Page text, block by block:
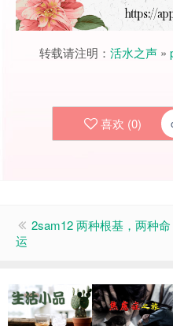
转载请注明： 活水之声 »
喜欢 (0)
2sam12 两种根基，两种命
运